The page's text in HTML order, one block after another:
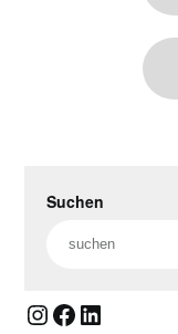
Suchen
Instagram
Facebook
LinkedIn